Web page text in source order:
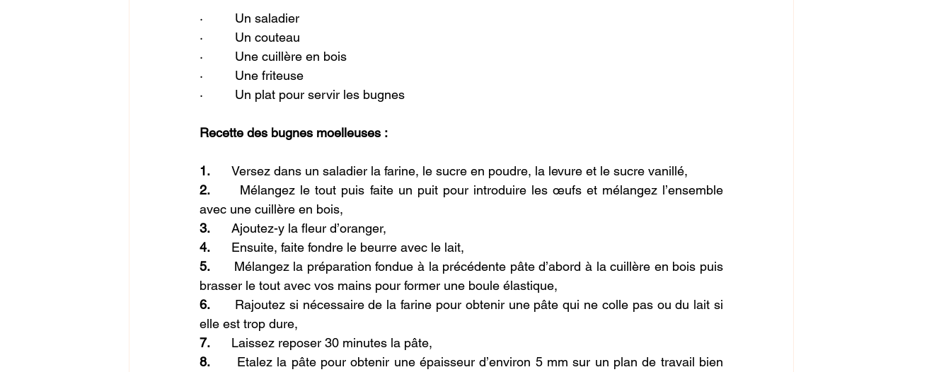
·         Un saladier
·         Un couteau
·         Une cuillère en bois
·         Une friteuse
·         Un plat pour servir les bugnes
Recette des bugnes moelleuses :
1. Versez dans un saladier la farine, le sucre en poudre, la levure et le sucre vanillé,
2. Mélangez le tout puis faite un puit pour introduire les œufs et mélangez l’ensemble
avec une cuillère en bois,
3. Ajoutez-y la fleur d’oranger,
4. Ensuite, faite fondre le beurre avec le lait,
5. Mélangez la préparation fondue à la précédente pâte d’abord à la cuillère en bois puis
brasser le tout avec vos mains pour former une boule élastique,
6. Rajoutez si nécessaire de la farine pour obtenir une pâte qui ne colle pas ou du lait si
elle est trop dure,
7. Laissez reposer 30 minutes la pâte,
8. Etalez la pâte pour obtenir une épaisseur d’environ 5 mm sur un plan de travail bien